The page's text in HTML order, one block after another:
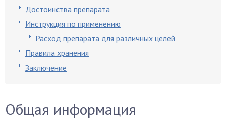
Достоинства препарата
Инструкция по применению
Расход препарата для различных целей
Правила хранения
Заключение
Общая информация